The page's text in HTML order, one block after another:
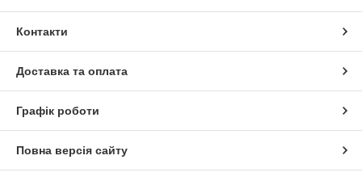
Контакти
Доставка та оплата
Графік роботи
Повна версія сайту